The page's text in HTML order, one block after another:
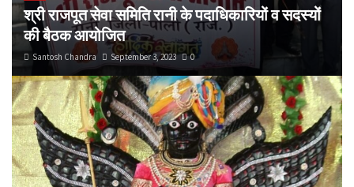
श्री राजपूत सेवा समिति रानी के पदाधिकारियों व सदस्यों
की बैठक आयोजित
Santosh Chandra September 3, 2023 0